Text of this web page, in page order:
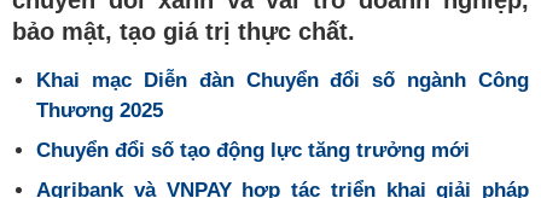
bảo mật, tạo giá trị thực chất.
Khai mạc Diễn đàn Chuyển đổi số ngành Công
Thương 2025
Chuyển đổi số tạo động lực tăng trưởng mới
Agribank và VNPAY hợp tác triển khai giải pháp